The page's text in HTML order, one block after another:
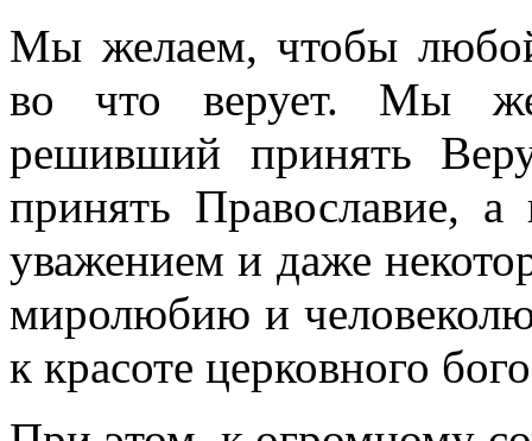
Мы желаем, чтобы
во что верует. Мы
решивший принять
принять Православие,
уважением и даже
миролюбию и
к красоте церковного